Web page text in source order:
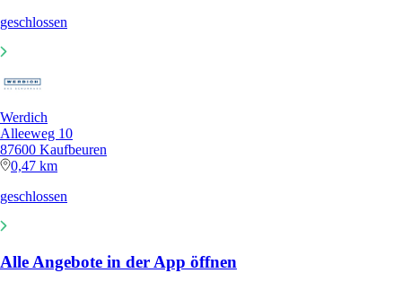
geschlossen
Werdich
Alleeweg 10
87600 Kaufbeuren
0,47 km
geschlossen
Alle Angebote in der App öffnen